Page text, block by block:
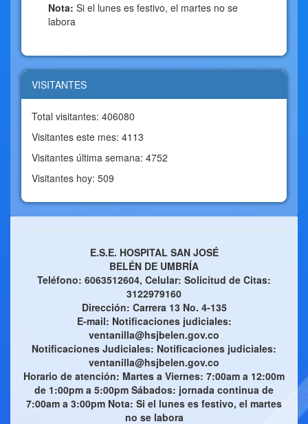
Nota: Si el lunes es festivo, el martes no se
labora
VISITANTES
Total visitantes: 406080
Visitantes este mes: 4113
Visitantes última semana: 4752
Visitantes hoy: 509
E.S.E. HOSPITAL SAN JOSÉ
BELÉN DE UMBRÍA
Teléfono: 6063512604, Celular: Solicitud de Citas:
3122979160
Dirección: Carrera 13 No. 4-135
E-mail: Notificaciones judiciales:
ventanilla@hsjbelen.gov.co
Notificaciones Judiciales: Notificaciones judiciales:
ventanilla@hsjbelen.gov.co
Horario de atención: Martes a Viernes: 7:00am a 12:00m
de 1:00pm a 5:00pm Sábados: jornada continua de
7:00am a 3:00pm Nota: Si el lunes es festivo, el martes
no se labora